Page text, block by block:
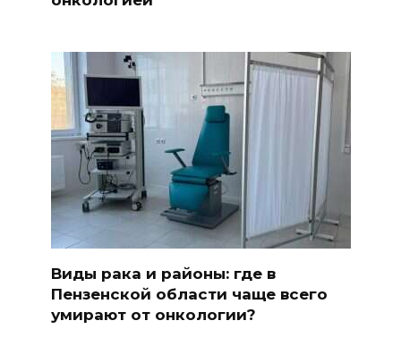
Виды рака и районы: где в
Пензенской области чаще всего
умирают от онкологии?